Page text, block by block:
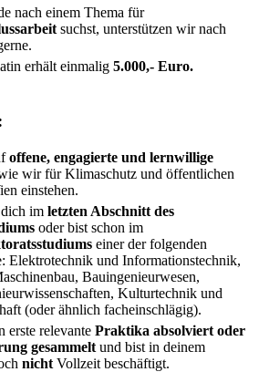
nach einem Thema für
suchst, unterstützen wir nach
erhält einmalig 5.000,- Euro.
offene, engagierte und lernwillige
wir für Klimaschutz und öffentlichen
einstehen.
im letzten Abschnitt des
oder bist schon im
einer der folgenden
Elektrotechnik und Informationstechnik,
Bauingenieurwesen,
Kulturtechnik und
(oder ähnlich facheinschlägig).
erste relevante Praktika absolviert oder
gesammelt und bist in deinem
nicht Vollzeit beschäftigt.